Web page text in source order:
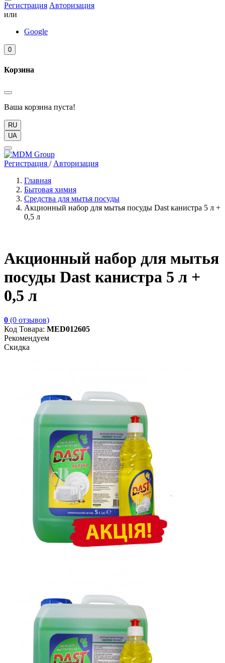
Регистрация Авторизация
или
Google
0
Корзина
Ваша корзина пуста!
RU
UA
Регистрация / Авторизация
Главная
Бытовая химия
Средства для мытья посуды
Акционный набор для мытья посуды Dast канистра 5 л +
0,5 л
Акционный набор для мытья
посуды Dast канистра 5 л +
0,5 л
0 (0 отзывов)
Код Товара: MED012605
Рекомендуем
Скидка